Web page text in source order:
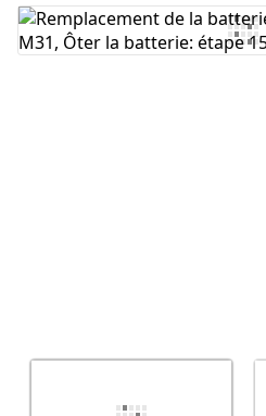
Ajouter un commentaire